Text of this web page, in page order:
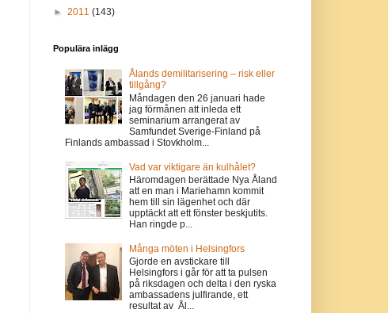
► 2011 (143)
Populära inlägg
Ålands demilitarisering – risk eller
tillgång?
Måndagen den 26 januari hade
jag förmånen att inleda ett
seminarium arrangerat av
Samfundet Sverige-Finland på
Finlands ambassad i Stovkholm...
Vad var viktigare än kulhålet?
Häromdagen berättade Nya Åland
att en man i Mariehamn kommit
hem till sin lägenhet och där
upptäckt att ett fönster beskjutits.
Han ringde p...
Många möten i Helsingfors
Gjorde en avstickare till
Helsingfors i går för att ta pulsen
på riksdagen och delta i den ryska
ambassadens julfirande, ett
resultat av Ål...